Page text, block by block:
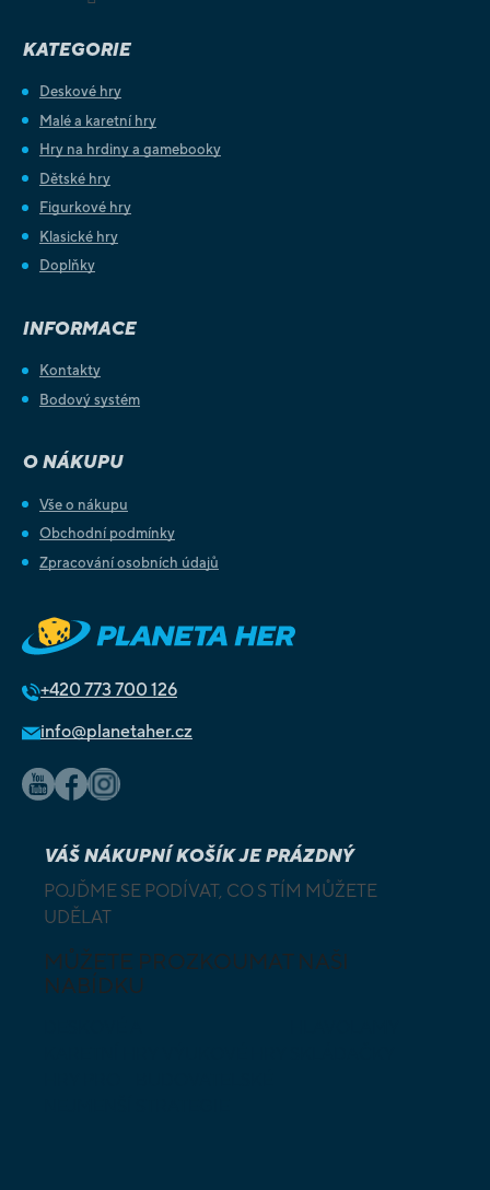
KATEGORIE
Deskové hry
Malé a karetní hry
Hry na hrdiny a gamebooky
Dětské hry
Figurkové hry
Klasické hry
Doplňky
INFORMACE
Kontakty
Bodový systém
O NÁKUPU
Vše o nákupu
Obchodní podmínky
Zpracování osobních údajů
+420 773 700 126
info@planetaher.cz
VÁŠ NÁKUPNÍ KOŠÍK JE PRÁZDNÝ
POJĎME SE PODÍVAT, CO S TÍM MŮŽETE
UDĚLAT
MŮŽETE PROZKOUMAT NAŠI
NABÍDKU